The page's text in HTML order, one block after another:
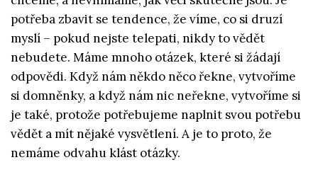
potřeba zbavit se tendence, že víme, co si druzí
myslí – pokud nejste telepati, nikdy to vědět
nebudete. Máme mnoho otázek, které si žádají
odpovědi. Když nám někdo něco řekne, vytvoříme
si domněnky, a když nám nic neřekne, vytvoříme si
je také, protože potřebujeme naplnit svou potřebu
vědět a mít nějaké vysvětlení. A je to proto, že
nemáme odvahu klást otázky.